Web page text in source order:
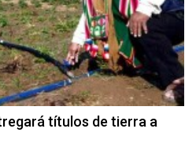
títulos de tierra a